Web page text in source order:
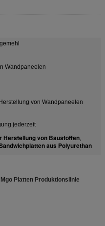
Wandpaneelen
von Wandpaneelen
jederzeit
Herstellung von Baustoffen,
aus Polyurethan
Platten Produktionslinie